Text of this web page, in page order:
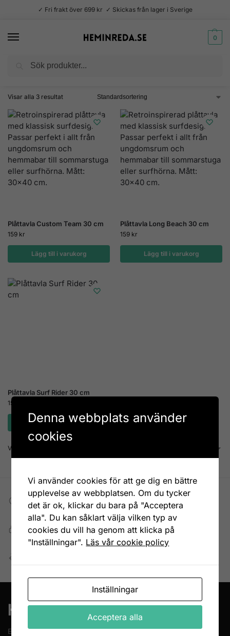
✓ Fri frakt över 699 kr ✓ Skickas från lager i Sverige
0
Produkter märkta ”surfing”
Visar alla 3 resultat
Plåttavla Custom Team 30 cm
159 kr
Lägg till i varukorg
Plåttavla Long Beach 30 cm
159 kr
Lägg till i varukorg
Plåttavla Surf Rider 30 cm
159
Lägg till i varukorg
Visar alla 3 resultat
Fri frakt till DHL ombud
Vid köp över 699 kr
Snabb, enkel och säker betalning
Betala allt direkt eller lite i taget med Walley
Öppet köp 14 dagar
En del av Novodesign AB
Denna webbplats använder
cookies
Vi använder cookies för att ge dig en bättre
upplevelse av webbplatsen. Om du tycker
det är ok, klickar du bara på "Acceptera
alla". Du kan såklart välja vilken typ av
cookies du vill ha genom att klicka på
"Inställningar". Läs vår cookie policy
Inställningar
Acceptera alla